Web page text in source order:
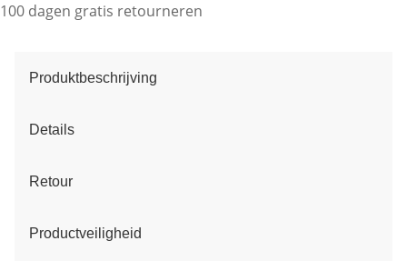
100 dagen gratis retourneren
Produktbeschrijving
Details
Retour
Productveiligheid